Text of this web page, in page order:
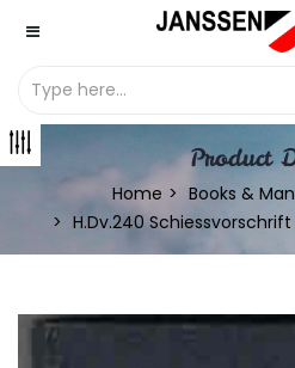
Product
Home Books &
H.Dv.240